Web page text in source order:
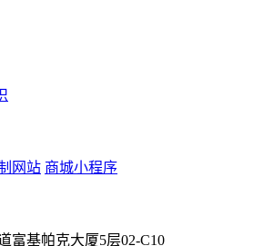
网站 商城小程序
富基帕克大厦5层02-C10